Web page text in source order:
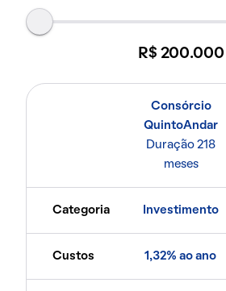
R$ 200.000
Consórcio
QuintoAndar
Duração 218
meses
Categoria Investimento
Custos 1,32% ao ano